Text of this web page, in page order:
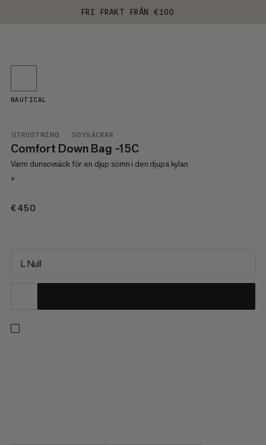
FRI FRAKT FRÅN €100
UTRUSTNING SOVSÄCKAR
Comfort Down Bag -15C
Varm dunsovsäck för en djup sömn i den djupa kylan
+
€450
NAUTICAL
L Null